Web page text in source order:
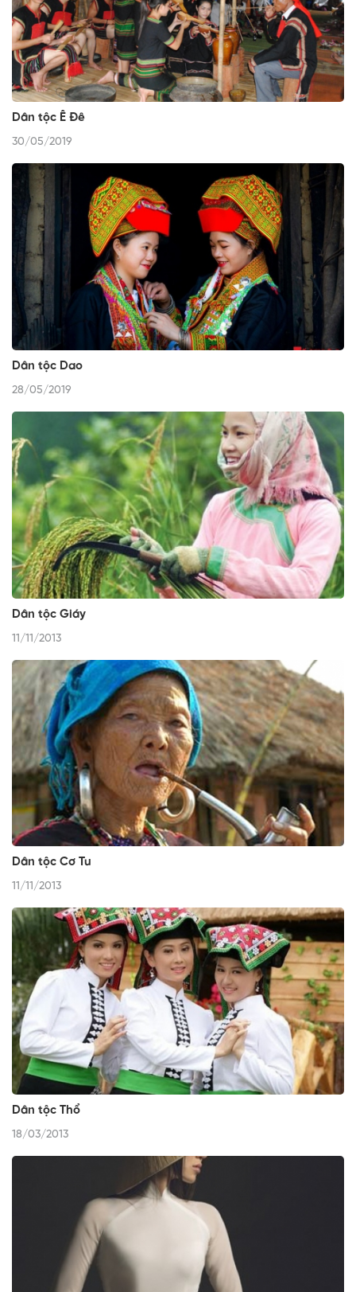
Dân tộc Ê Đê
30/05/2019
Dân tộc Dao
28/05/2019
Dân tộc Giáy
11/11/2013
Dân tộc Cơ Tu
11/11/2013
Dân tộc Thổ
18/03/2013